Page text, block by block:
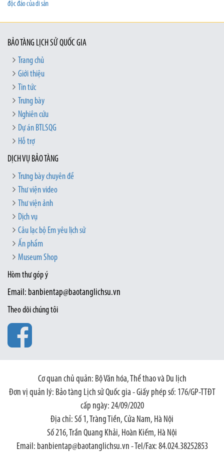
độc đáo của di sản
BẢO TÀNG LỊCH SỬ QUỐC GIA
Trang chủ
Giới thiệu
Tin tức
Trưng bày
Nghiên cứu
Dự án BTLSQG
Hỗ trợ
DỊCH VỤ BẢO TÀNG
Trưng bày chuyên đề
Thư viện video
Thư viện ảnh
Dịch vụ
Câu lạc bộ Em yêu lịch sử
Ấn phẩm
Museum Shop
Hòm thư góp ý
Email: banbientap@baotanglichsu.vn
Theo dõi chúng tôi
Cơ quan chủ quản: Bộ Văn hóa, Thể thao và Du lịch
Đơn vị quản lý: Bảo tàng Lịch sử Quốc gia - Giấy phép số: 176/GP-TTĐT
cấp ngày: 24/09/2020
Địa chỉ: Số 1, Tràng Tiền, Cửa Nam, Hà Nội
Số 216, Trần Quang Khải, Hoàn Kiếm, Hà Nội
Email: banbientap@baotanglichsu.vn - Tel/Fax: 84.024.38252853